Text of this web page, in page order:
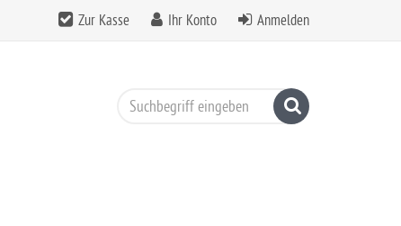
Zur Kasse Ihr Konto Anmelden
Suchen